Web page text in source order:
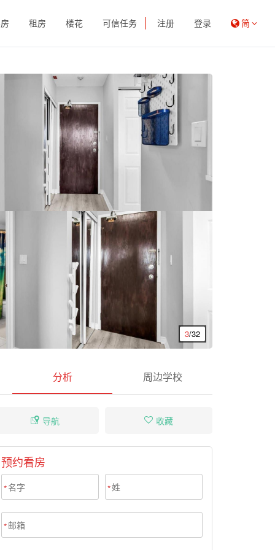
租房 楼花 可信任务 注册 登录 简
3/32
分析 周边学校
导航 收藏
预约看房
* *
*